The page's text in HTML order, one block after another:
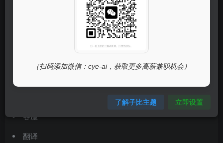
客服
翻译
（扫码添加微信：cye-ai，获取更多高薪兼职机会）
了解子比主题 立即设置